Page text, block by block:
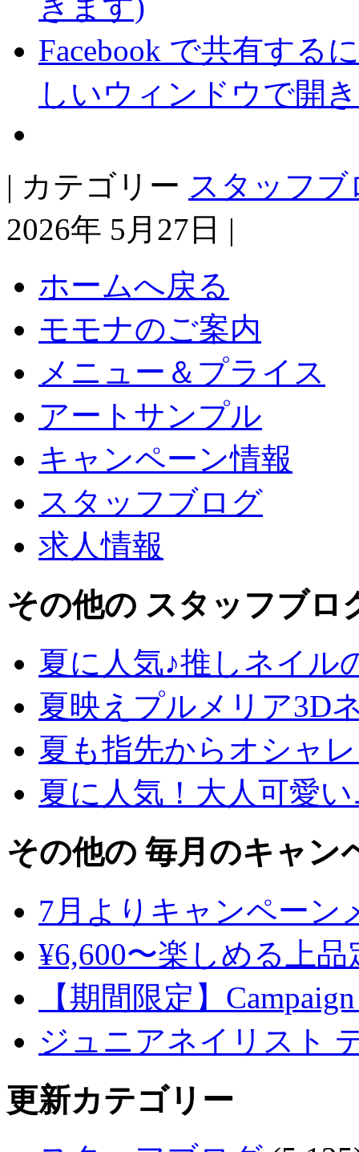
Facebook で共有する
しいウィンドウで開
| カテゴリー スタッフブ
2026年 5月27日 |
ホームへ戻る
モモナのご案内
メニュー＆プライス
アートサンプル
キャンペーン情報
スタッフブログ
求人情報
その他の スタッフブロ
夏に人気♪推しネイル
夏映えプルメリア3D
夏も指先からオシャ
夏に人気！大人可愛
その他の 毎月のキャン
7月よりキャンペーン
¥6,600〜楽しめる上
【期間限定】
ジュニアネイリスト
更新カテゴリー